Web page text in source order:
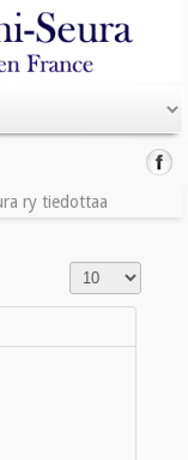
ry tiedottaa